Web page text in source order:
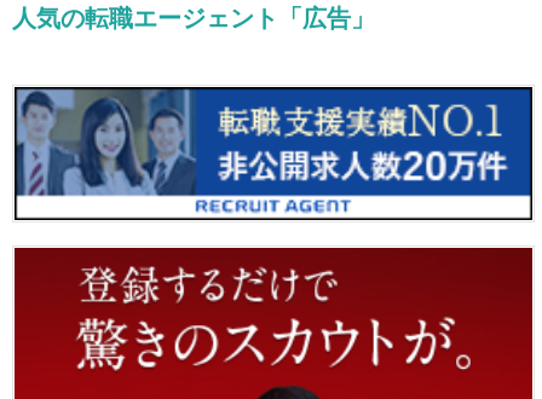
人気の転職エージェント「広告」